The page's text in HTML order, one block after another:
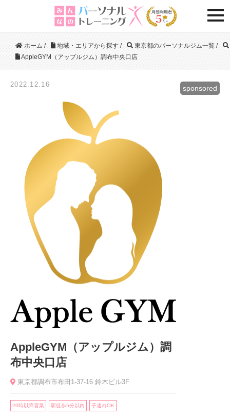
ホーム / 地域・エリアから探す / 東京都のパーソナルジム一覧 /
AppleGYM（アップルジム）調布中央口店
sponsored
2022.12.16
AppleGYM（アップルジム）調
布中央口店
東京都調布市布田1-37-16 鈴木ビル3F
20時以降営業 駅徒歩5分以内 子連れOK